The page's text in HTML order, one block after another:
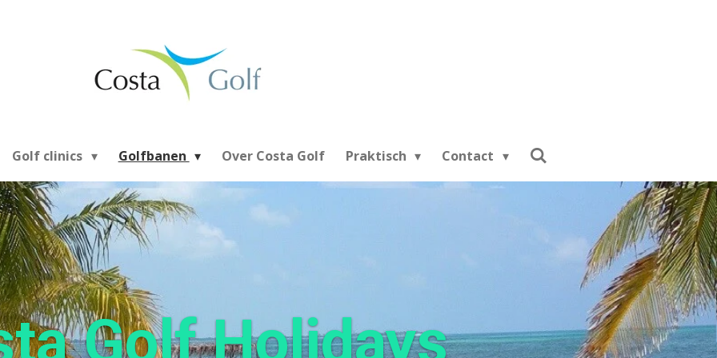
Golf clinics Golfbanen Over Costa Golf Praktisch Contact
Golf Holidays